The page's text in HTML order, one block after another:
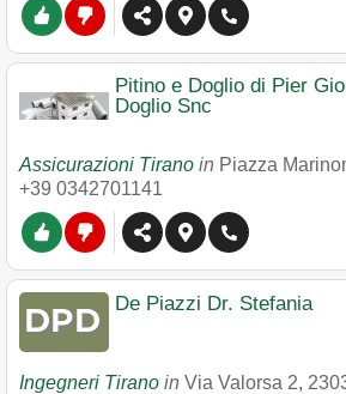
Pitino e Doglio di Pier
Doglio Snc
Assicurazioni Tirano in Piazza
+39 0342701141
De Piazzi Dr. Stefania
Ingegneri Tirano in Via Valorsa 2,